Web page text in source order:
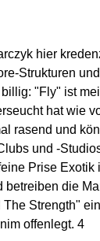
hier
Strukturen
"Fly" ist
hat wie
rasend und
und -
Prise Exotik
die
Strength"
offenlegt. 4